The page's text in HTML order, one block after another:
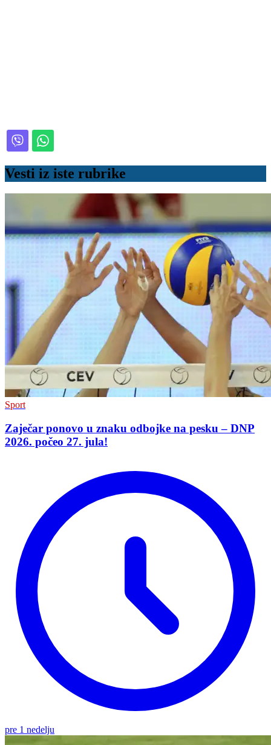
Vesti iz iste rubrike
Sport
Zaječar ponovo u znaku odbojke na pesku – DNP
2026. počeo 27. jula!
pre 1 nedelju